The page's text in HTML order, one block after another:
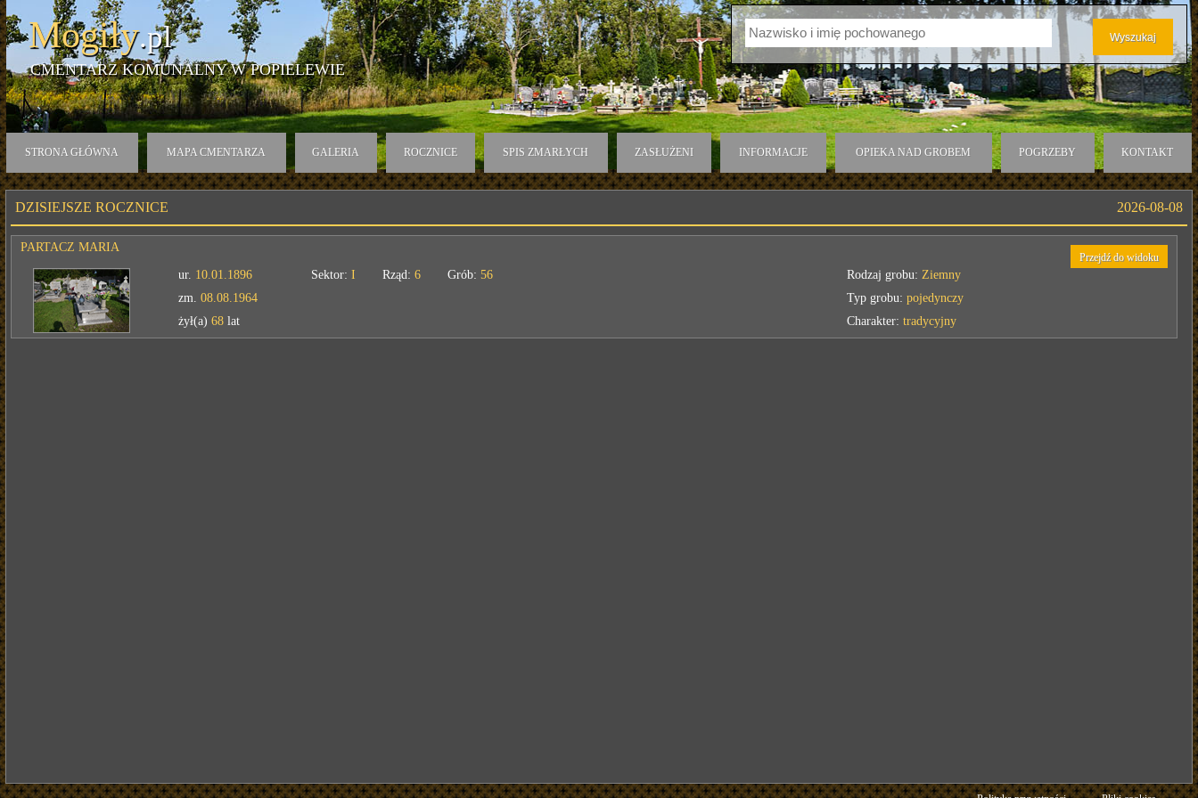
Mogiły.pl
CMENTARZ KOMUNALNY W POPIELEWIE
STRONA GŁÓWNA MAPA CMENTARZA GALERIA ROCZNICE SPIS ZMARŁYCH ZASŁUŻENI INFORMACJE OPIEKA NAD GROBEM POGRZEBY KONTAKT
DZISIEJSZE ROCZNICE 2026-08-08
PARTACZ MARIA
Przejdź do widoku
ur. 10.01.1896
zm. 08.08.1964
żył(a) 68lat
Sektor: I Rząd: 6 Grób: 56 Rodzaj grobu:Ziemny
Typ grobu:pojedynczy
Charakter:tradycyjny